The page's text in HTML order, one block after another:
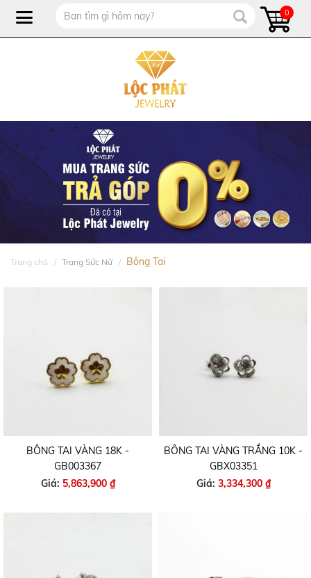
0
Trang chủ Trang Sức Nữ Bông Tai
BÔNG TAI VÀNG 18K -
GB003367
Giá: 5,863,900 ₫
BÔNG TAI VÀNG TRẮNG 10K -
GBX03351
Giá: 3,334,300 ₫